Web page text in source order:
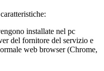
installate nel pc
del fornitore del servizio e
web browser (Chrome,